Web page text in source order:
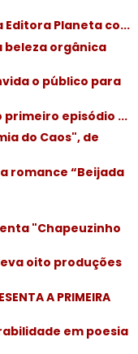
Editora Planeta co...
beleza orgânica
o público para
primeiro episódio ...
do Caos", de
romance “Beijada
"Chapeuzinho
oito produções
A PRIMEIRA
em poesia